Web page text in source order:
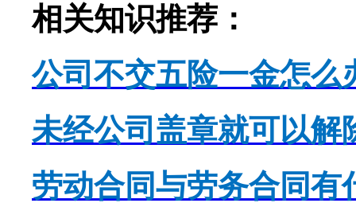
相关知识推荐：
公司不交五险一金怎么
未经公司盖章就可以解
劳动合同与劳务合同有